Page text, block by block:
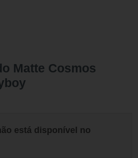
Matte Cosmos
está disponível no